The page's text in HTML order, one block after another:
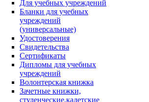
Для учебных учреждений
Бланки для учебных
учреждений
(универсальные)
Удостоверения
Свидетельства
Сертификаты
Дипломы для учебных
учреждений
Волонтерская книжка
Зачетные книжки,
студенческие,кадетские